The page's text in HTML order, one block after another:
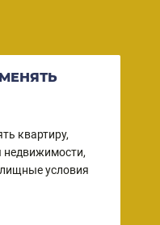
квартиру,
недвижимости,
условия